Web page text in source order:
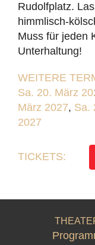
Rudolfplatz.
himmlisch-
Muss für jeden
Unterhaltung!
WEITERE
Sa. 20. März
März 2027, Sa.
2027
TICKETS: